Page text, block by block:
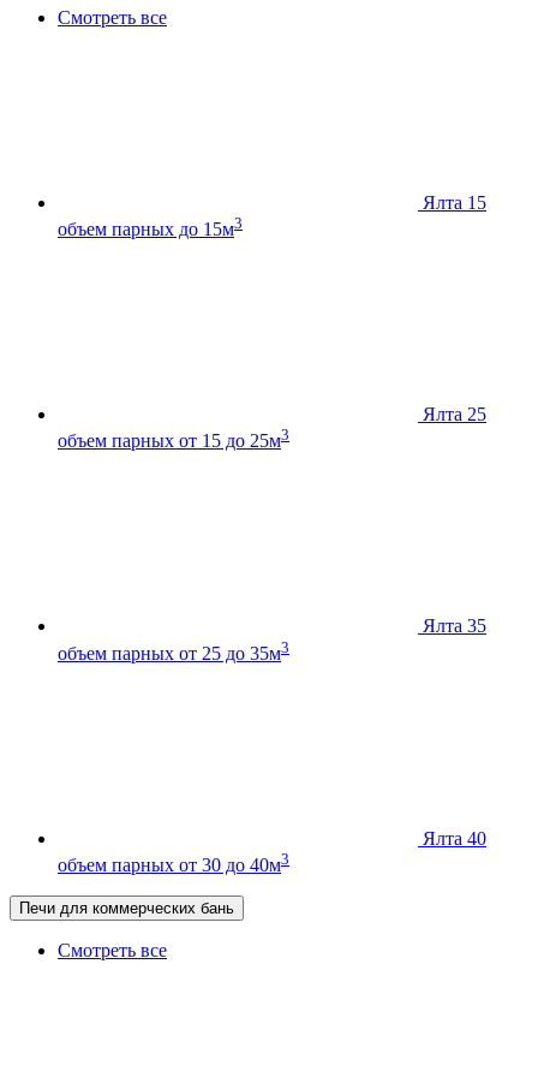
Смотреть все
Ялта 15
объем парных до 15м3
Ялта 25
объем парных от 15 до 25м3
Ялта 35
объем парных от 25 до 35м3
Ялта 40
объем парных от 30 до 40м3
Печи для коммерческих бань
Смотреть все